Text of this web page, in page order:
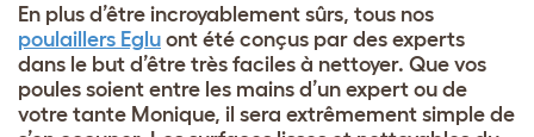
En plus d’être incroyablement sûrs, tous nos
poulaillers Eglu ont été conçus par des experts
dans le but d’être très faciles à nettoyer. Que vos
poules soient entre les mains d’un expert ou de
votre tante Monique, il sera extrêmement simple de